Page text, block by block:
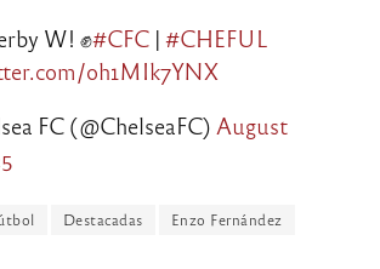
W! ✊#CFC | #CHEFUL
oh1MIk7YNX
FC (@ChelseaFC) August
Destacadas
Enzo Fernández